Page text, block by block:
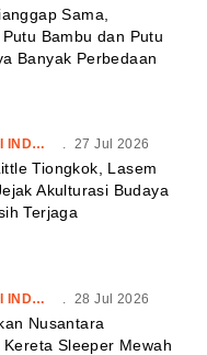
Sama,
Bambu dan Putu
Banyak Perbedaan
INSPIRASI INDONESIA . 27 Jul 2026
Tiongkok, Lasem
Akulturasi Budaya
Terjaga
INSPIRASI INDONESIA 28 Jul 2026
Nusantara
Kereta Sleeper Mewah